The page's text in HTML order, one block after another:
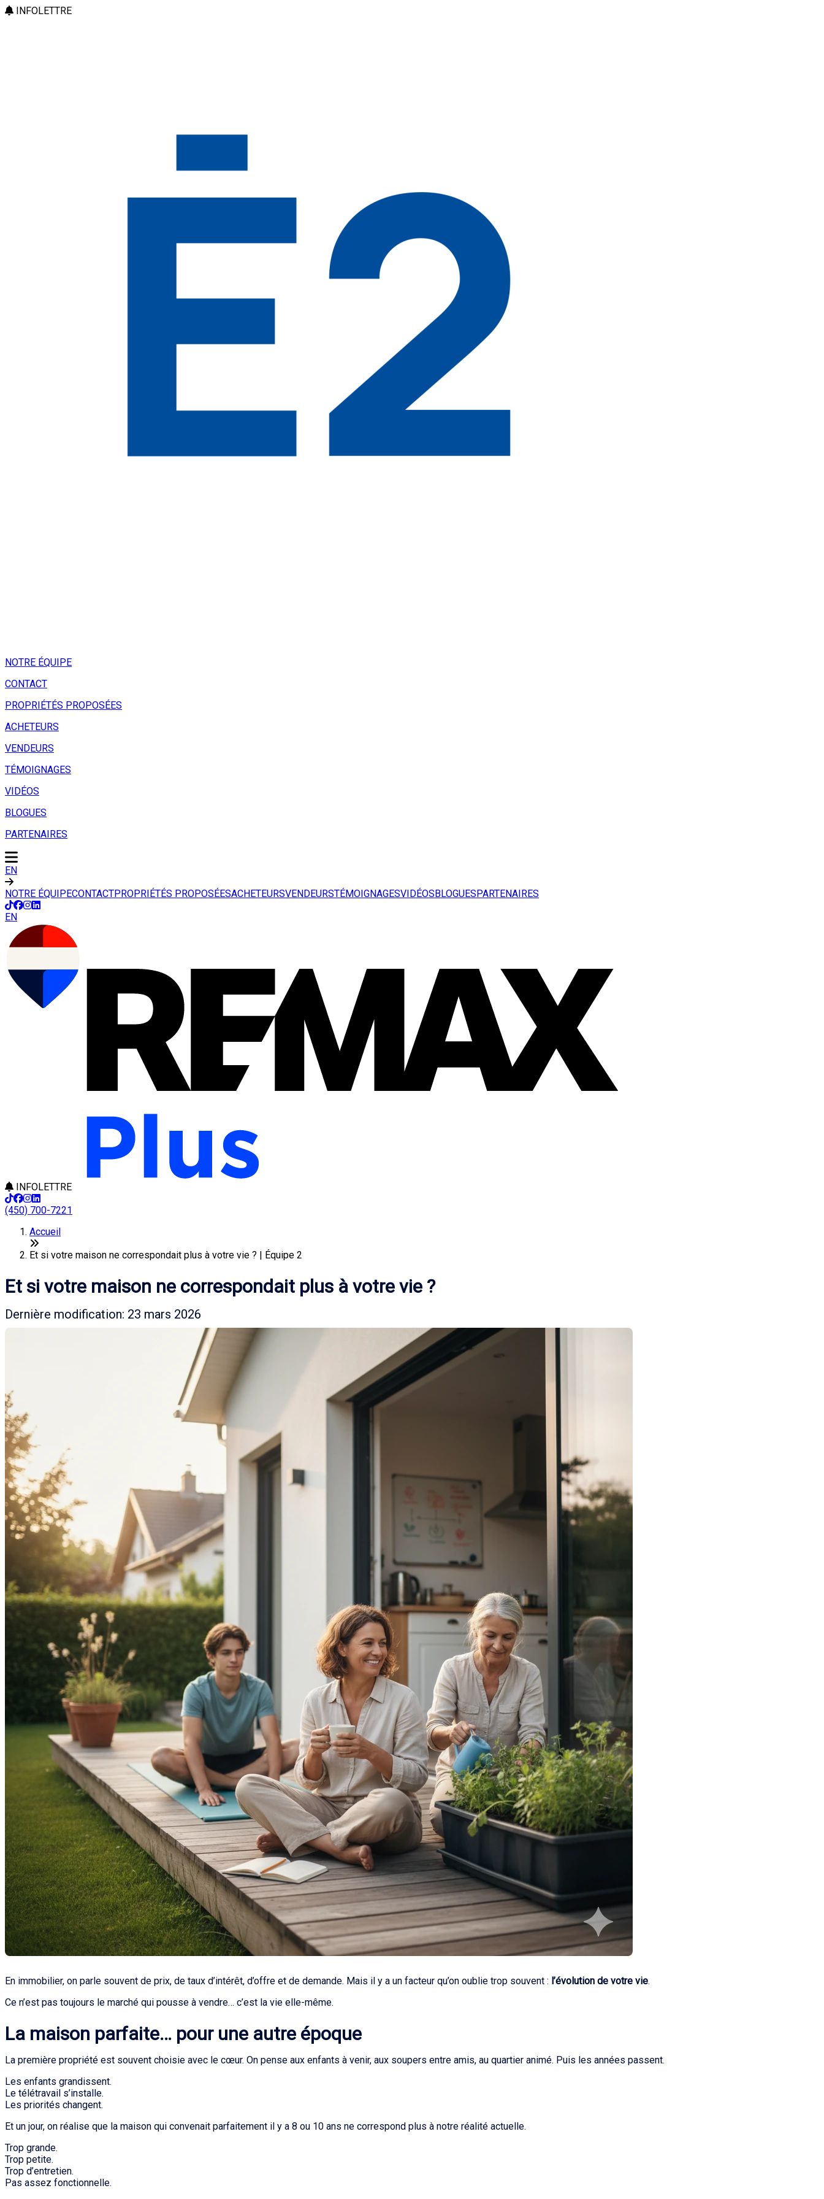
INFOLETTRE
NOTRE ÉQUIPE
CONTACT
PROPRIÉTÉS PROPOSÉES
ACHETEURS
VENDEURS
TÉMOIGNAGES
VIDÉOS
BLOGUES
PARTENAIRES
EN
NOTRE ÉQUIPECONTACTPROPRIÉTÉS PROPOSÉESACHETEURSVENDEURSTÉMOIGNAGESVIDÉOSBLOGUESPARTENAIRES
EN
INFOLETTRE
(450) 700-7221
Accueil
Et si votre maison ne correspondait plus à votre vie ? | Équipe 2
Et si votre maison ne correspondait plus à votre vie ?
Dernière modification: 23 mars 2026
En immobilier, on parle souvent de prix, de taux d’intérêt, d’offre et de demande. Mais il y a un facteur qu’on oublie trop souvent : l’évolution de votre vie.
Ce n’est pas toujours le marché qui pousse à vendre… c’est la vie elle-même.
La maison parfaite… pour une autre époque
La première propriété est souvent choisie avec le cœur. On pense aux enfants à venir, aux soupers entre amis, au quartier animé. Puis les années passent.
Les enfants grandissent.
Le télétravail s’installe.
Les priorités changent.
Et un jour, on réalise que la maison qui convenait parfaitement il y a 8 ou 10 ans ne correspond plus à notre réalité actuelle.
Trop grande.
Trop petite.
Trop d’entretien.
Pas assez fonctionnelle.